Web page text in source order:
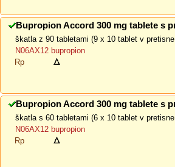
Bupropion Accord 300 mg tablete s
škatla z 90 tabletami (9 x 10 tablet v
N06AX12 bupropion
Rp
Bupropion Accord 300 mg tablete s
škatla s 60 tabletami (6 x 10 tablet v
N06AX12 bupropion
Rp